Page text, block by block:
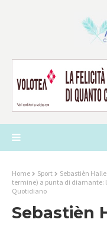
Home Sport
Sebastièn
termine) a punta di diamante:
Quotidiano
Sebastièn